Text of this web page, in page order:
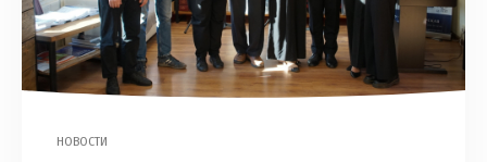
НОВОСТИ